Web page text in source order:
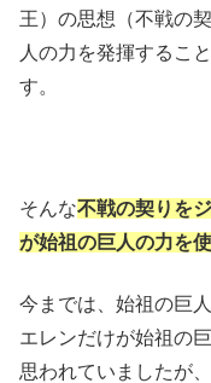
王）の思想（不戦の
人の力を発揮するこ
す。
そんな不戦の契りを
が始祖の巨人の力を
今までは、始祖の巨
エレンだけが始祖の
思われていましたが